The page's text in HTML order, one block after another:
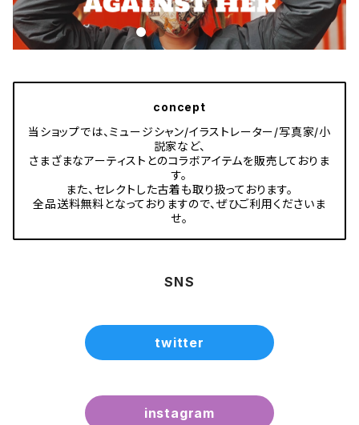
concept
当ショップでは、ミュージシャン/イラストレーター/写真家/小
説家など、
さまざまなアーティストとのコラボアイテムを販売しておりま
す。
また、セレクトした古着も取り扱っております。
全品送料無料となっておりますので、ぜひご利用くださいま
せ。
SNS
twitter
instagram